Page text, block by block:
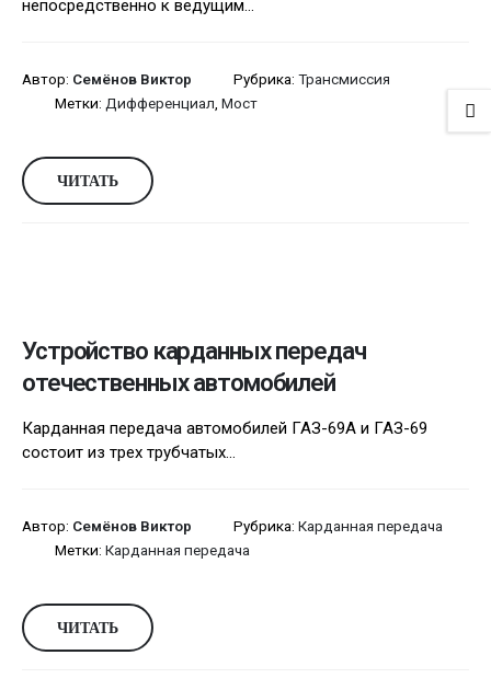
непосредственно к ведущим...
Автор: Семёнов Виктор Рубрика: Трансмиссия
Метки: Дифференциал Мост
ЧИТАТЬ
Устройство карданных передач
отечественных автомобилей
Карданная передача автомобилей ГАЗ-69А и ГАЗ-69
состоит из трех трубчатых...
Автор: Семёнов Виктор Рубрика: Карданная передача
Метки: Карданная передача
ЧИТАТЬ